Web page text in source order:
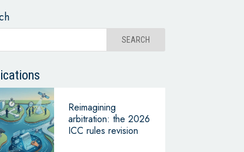
Reimagining
arbitration: the 2026
ICC rules revision